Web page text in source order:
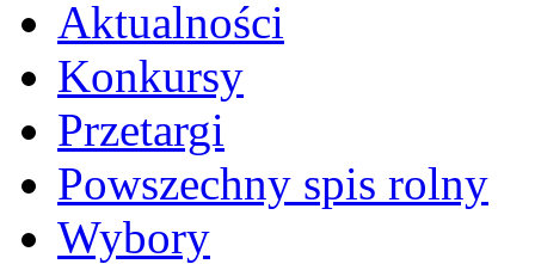
Aktualności
Konkursy
Przetargi
Powszechny spis rolny
Wybory